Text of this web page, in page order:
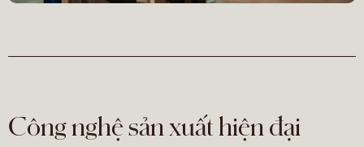
Công nghệ sản xuất hiện đại